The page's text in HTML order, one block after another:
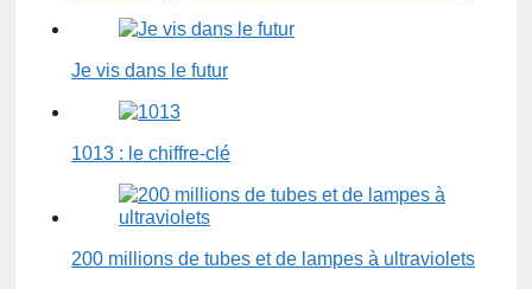
Je vis dans le futur
1013 : le chiffre-clé
200 millions de tubes et de lampes à ultraviolets